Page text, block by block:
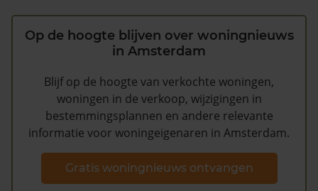
Op de hoogte blijven over woningnieuws
in Amsterdam
Blijf op de hoogte van verkochte woningen,
woningen in de verkoop, wijzigingen in
bestemmingsplannen en andere relevante
informatie voor woningeigenaren in Amsterdam.
Gratis woningnieuws ontvangen